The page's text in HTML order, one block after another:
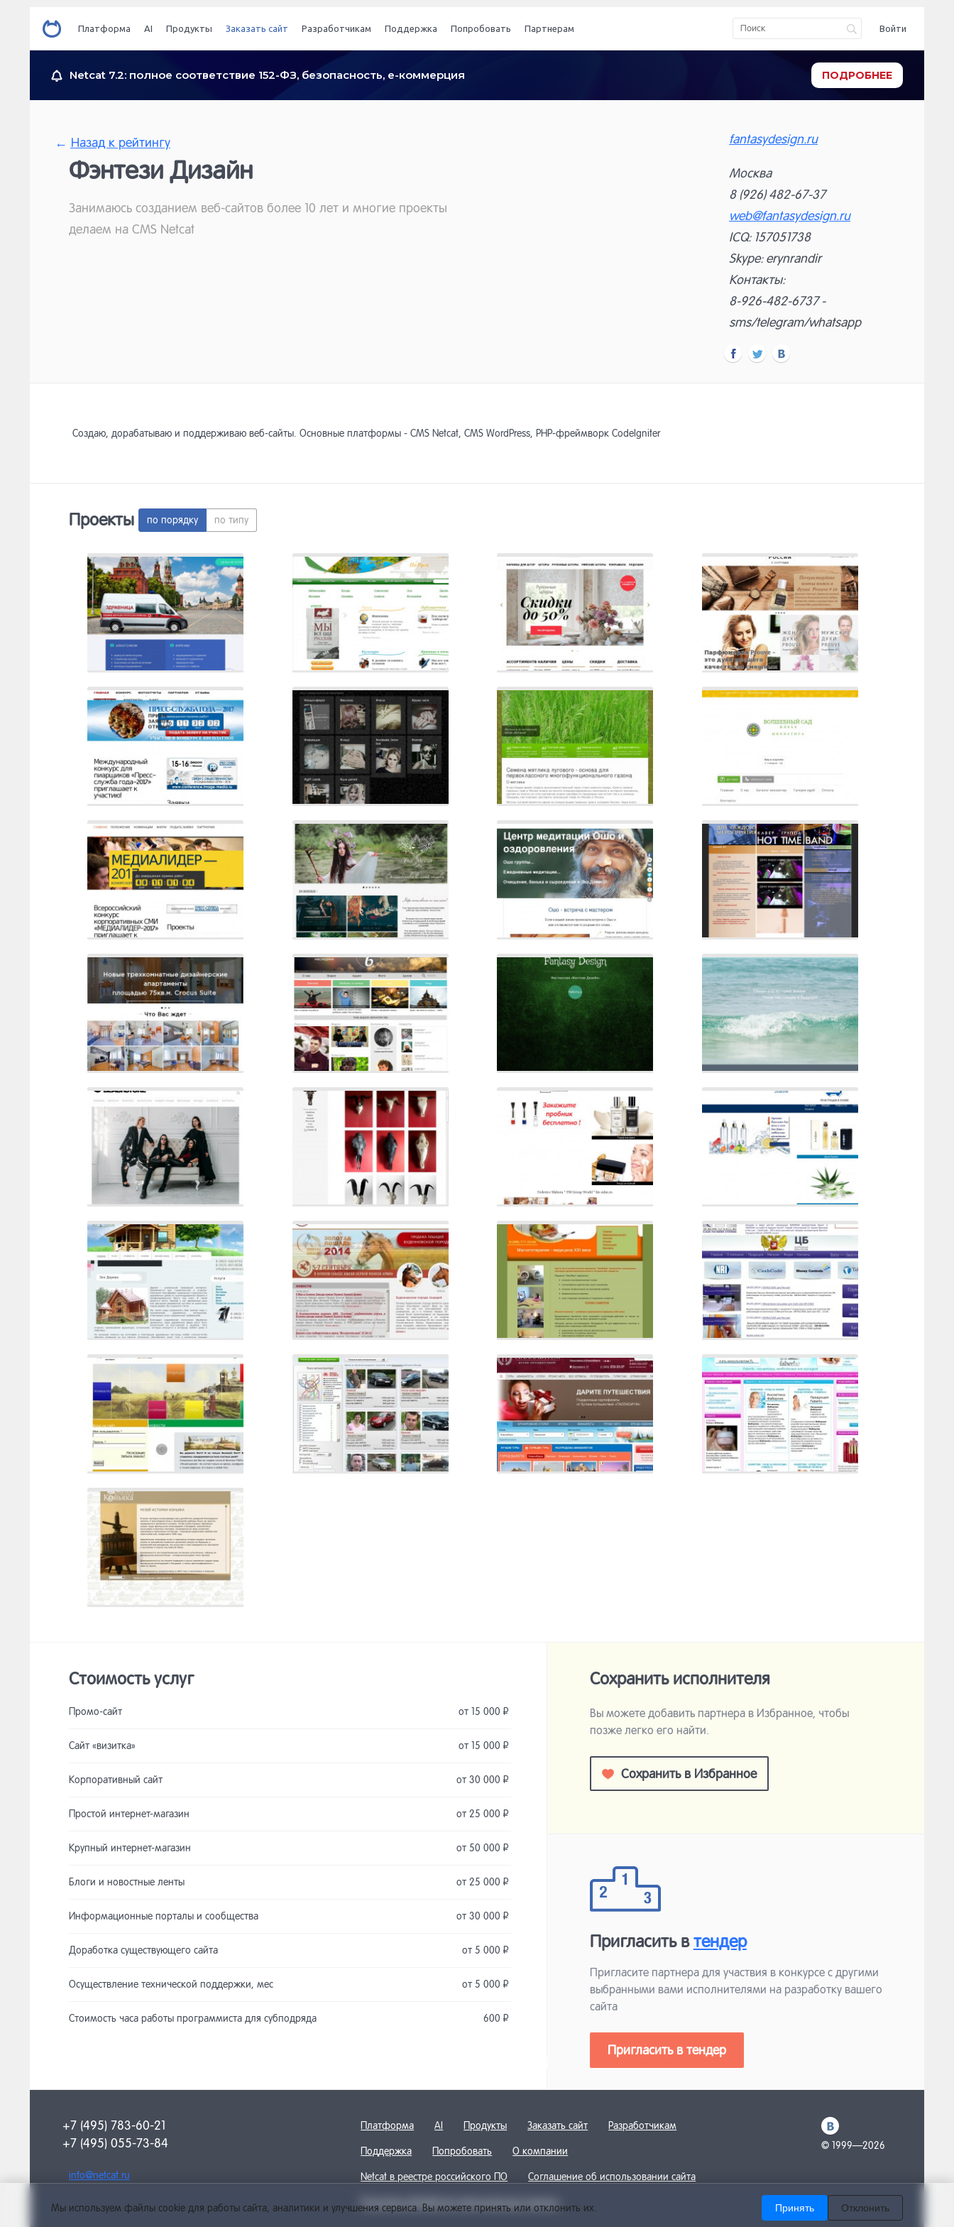
Платформа AI Продукты Заказать сайт Разработчикам Поддержка Попробовать Партнерам Войти
Netcat 7.2: полное соответствие 152-ФЗ, безопасность, е-коммерция ПОДРОБНЕЕ
fantasydesign.ru
Москва
8 (926) 482-67-37
web@fantasydesign.ru
ICQ: 157051738
Skype: erynrandir
Контакты:
8-926-482-6737 -
sms/telegram/whatsapp
← Назад к рейтингу
Фэнтези Дизайн
Занимаюсь созданием веб-сайтов более 10 лет и многие проекты
делаем на CMS Netcat
Создаю, дорабатываю и поддерживаю веб-сайты. Основные платформы - CMS Netcat, CMS WordPress, PHP-фреймворк CodeIgniter
Проекты по порядку по типу
Сайт Описание Сайт Описание Сайт Описание
Сайт Описание
Сайт Описание Сайт Описание Описание Сайт Описание
Сайт Описание Сайт Описание Описание
Сайт Описание Описание Описание
Стоимость услуг
Промо-сайт от 15 000 Р
Сайт «визитка» от 15 000 Р
Корпоративный сайт от 30 000 Р
Простой интернет-магазин от 25 000 Р
Крупный интернет-магазин от 50 000 Р
Блоги и новостные ленты от 25 000 Р
Информационные порталы и сообщества от 30 000 Р
Доработка существующего сайта от 5 000 Р
Осуществление технической поддержки, мес от 5 000 Р
Стоимость часа работы программиста для субподряда 600 Р
Сохранить исполнителя
Вы можете добавить партнера в Избранное, чтобы
позже легко его найти.
Сохранить в Избранное
Пригласить втендер
Пригласите партнера для участвия в конкурсе с другими
выбранными вами исполнителями на разработку вашего
сайта
Пригласить в тендер
+7 (495) 783-60-21
+7 (495) 055-73-84
info@netcat.ru
Платформа AI Продукты Заказать сайт Разработчикам
Поддержка Попробовать О компании
Netcat в реестре российского ПО Соглашение об использовании сайта
Политика обработки персональных данных
© 1999—2026
Мы используем файлы cookie для работы сайта, аналитики и улучшения сервиса. Вы можете принять или отклонить их. Принять Отклонить